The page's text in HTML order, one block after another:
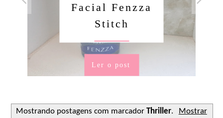
Facial Fenzza
Stitch
Ler o post
Mostrando postagens com marcador Thriller.
Mostrar